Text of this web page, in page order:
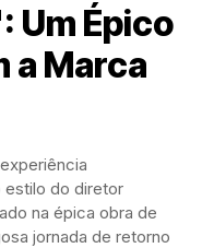
Um Épico
a Marca
estilo do diretor
na épica obra de
jornada de retorno